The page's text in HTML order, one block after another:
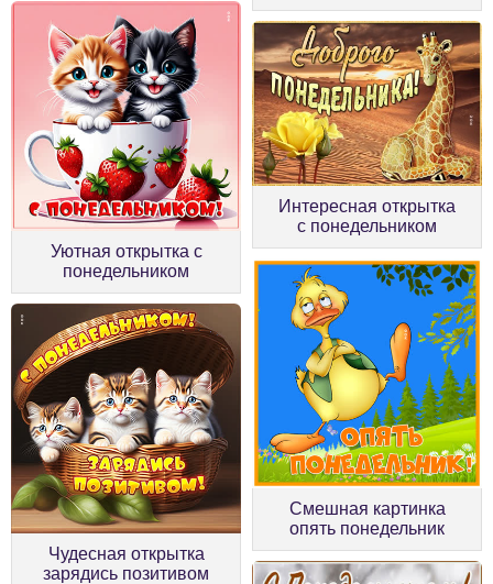
Уютная открытка с
понедельником
Интересная открытка
с понедельником
Чудесная открытка
зарядись позитивом
Смешная картинка
опять понедельник